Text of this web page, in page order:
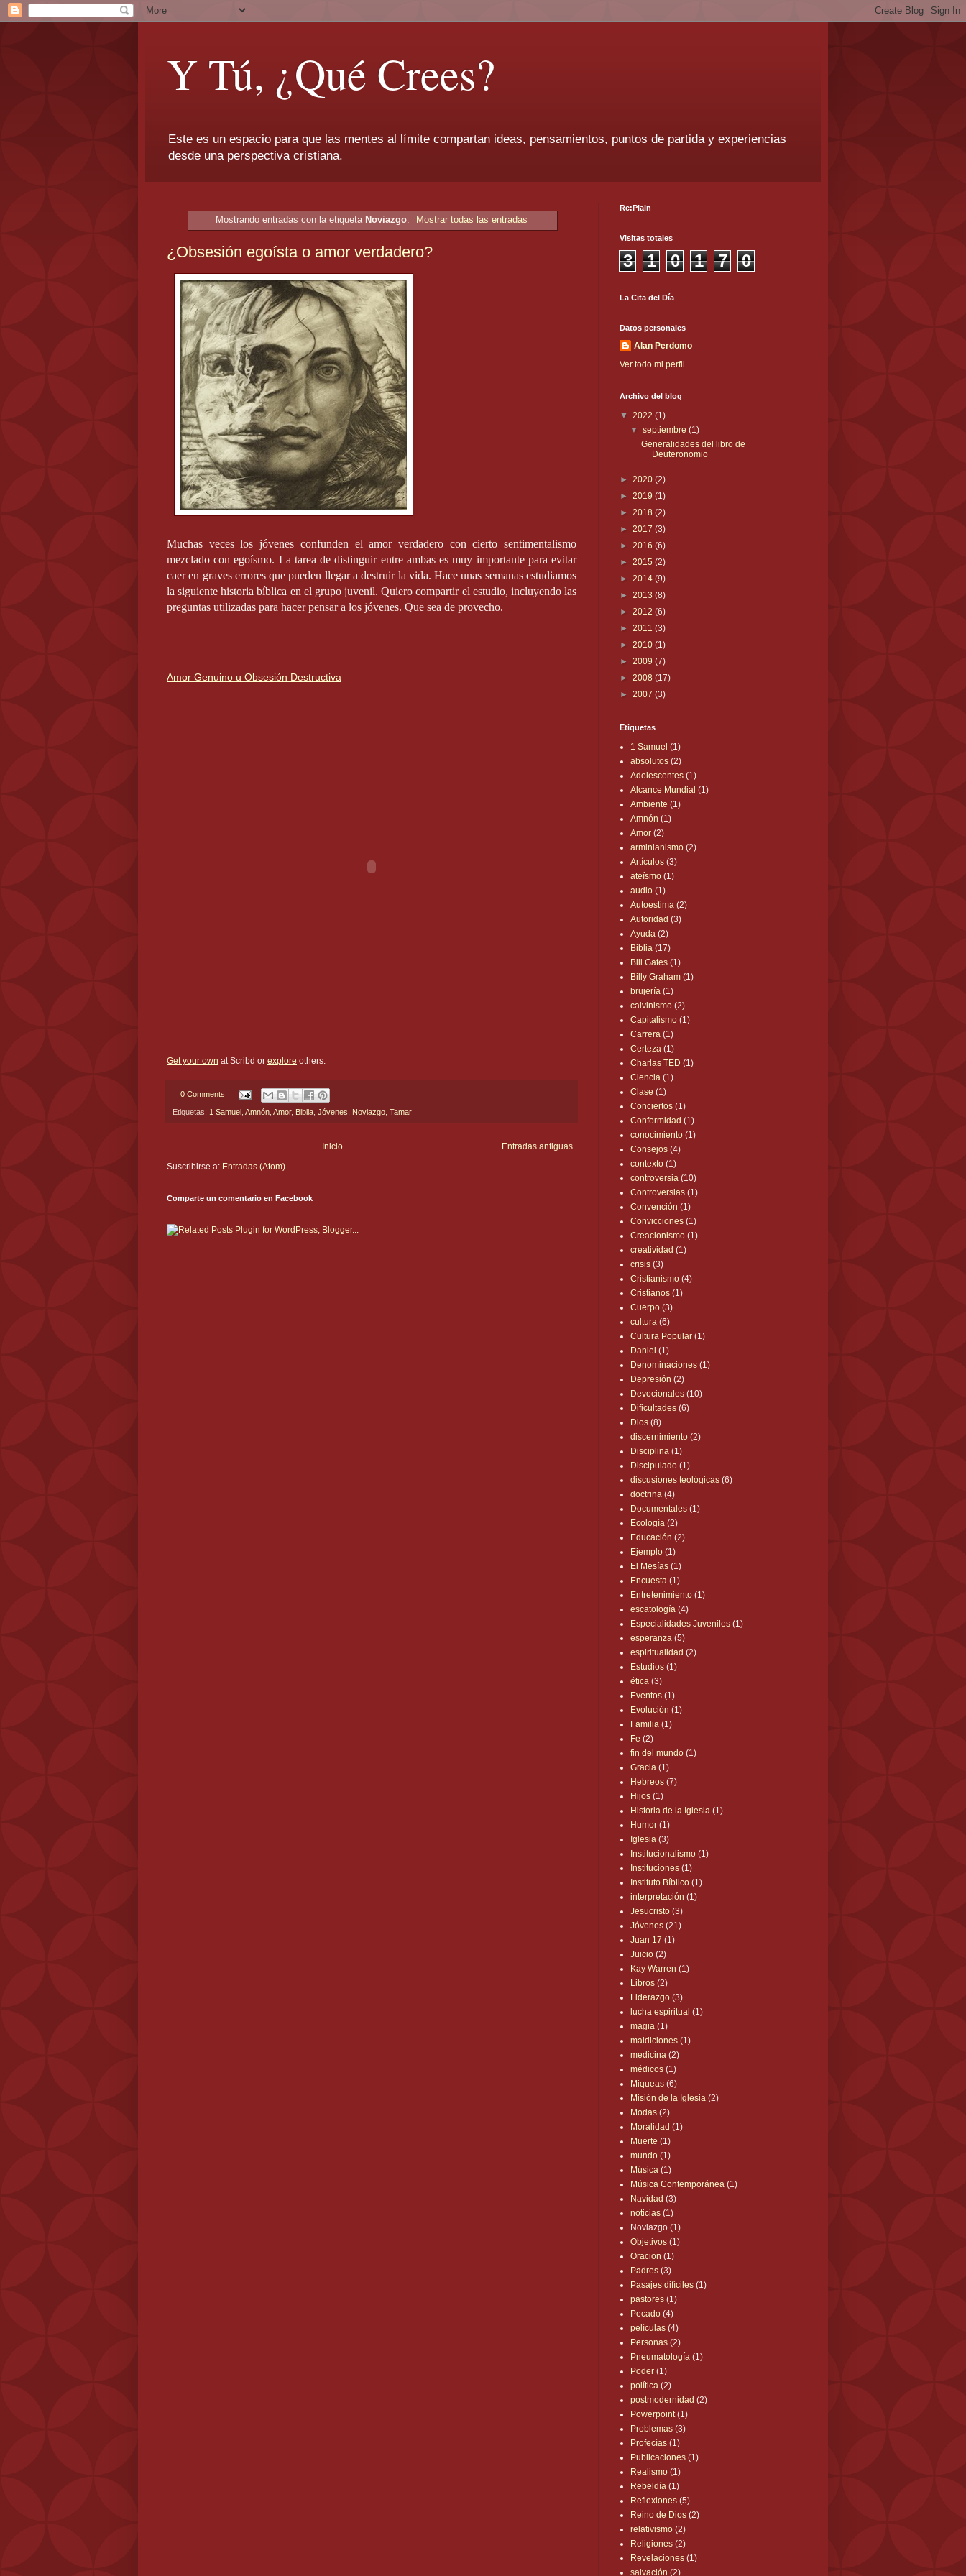
Y Tú, ¿Qué Crees?
Este es un espacio para que las mentes al límite compartan ideas, pensamientos, puntos de partida y experiencias
desde una perspectiva cristiana.
Mostrando entradas con la etiqueta Noviazgo. Mostrar todas las entradas
¿Obsesión egoísta o amor verdadero?
Muchas veces los jóvenes confunden el amor verdadero con cierto sentimentalismo
mezclado con egoísmo. La tarea de distinguir entre ambas es muy importante para evitar
caer en graves errores que pueden llegar a destruir la vida. Hace unas semanas estudiamos
la siguiente historia bíblica en el grupo juvenil. Quiero compartir el estudio, incluyendo las
preguntas utilizadas para hacer pensar a los jóvenes. Que sea de provecho.
Amor Genuino u Obsesión Destructiva
Get your own at Scribd or explore others:
0 Comments
Etiquetas: 1 Samuel Amnón Amor, Biblia Jóvenes Noviazgo Tamar
Entradas antiguas
Inicio
Suscribirse a: Entradas (Atom)
Comparte un comentario en Facebook
Re:Plain
Visitas totales
3 1 0 1 7 0
La Cita del Día
Datos personales
Alan Perdomo
Ver todo mi perfil
Archivo del blog
▼ 2022 (1)
▼septiembre(1)
Generalidades del libro de
Deuteronomio
► 2020 (2)
► 2019 (1)
► 2018 (2)
► 2017 (3)
► 2016 (6)
► 2015 (2)
► 2014 (9)
► 2013 (8)
► 2012 (6)
► 2011 (3)
► 2010 (1)
► 2009 (7)
► 2008 (17)
► 2007 (3)
Etiquetas
1 Samuel (1)
absolutos (2)
Adolescentes (1)
Alcance Mundial (1)
Ambiente (1)
Amnón (1)
Amor (2)
arminianismo (2)
Artículos (3)
ateísmo (1)
audio (1)
Autoestima (2)
Autoridad (3)
Ayuda (2)
Biblia (17)
Bill Gates (1)
Billy Graham (1)
brujería (1)
calvinismo (2)
Capitalismo (1)
Carrera (1)
Certeza (1)
Charlas TED (1)
Ciencia (1)
Clase (1)
Conciertos (1)
Conformidad (1)
conocimiento (1)
Consejos (4)
contexto (1)
controversia (10)
Controversias (1)
Convención (1)
Convicciones (1)
Creacionismo (1)
creatividad (1)
crisis (3)
Cristianismo (4)
Cristianos (1)
Cuerpo (3)
cultura (6)
Cultura Popular (1)
Daniel (1)
Denominaciones (1)
Depresión (2)
Devocionales (10)
Dificultades (6)
Dios (8)
discernimiento (2)
Disciplina (1)
Discipulado (1)
discusiones teológicas (6)
doctrina (4)
Documentales (1)
Ecología (2)
Educación (2)
Ejemplo (1)
El Mesías (1)
Encuesta (1)
Entretenimiento (1)
escatología (4)
Especialidades Juveniles (1)
esperanza (5)
espiritualidad (2)
Estudios (1)
ética (3)
Eventos (1)
Evolución (1)
Familia (1)
Fe (2)
fin del mundo (1)
Gracia (1)
Hebreos (7)
Hijos (1)
Historia de la Iglesia (1)
Humor (1)
Iglesia (3)
Institucionalismo (1)
Instituciones (1)
Instituto Bíblico (1)
interpretación (1)
Jesucristo (3)
Jóvenes (21)
Juan 17 (1)
Juicio (2)
Kay Warren (1)
Libros (2)
Liderazgo (3)
lucha espiritual (1)
magia (1)
maldiciones (1)
medicina (2)
médicos (1)
Miqueas (6)
Misión de la Iglesia (2)
Modas (2)
Moralidad (1)
Muerte (1)
mundo (1)
Música (1)
Música Contemporánea (1)
Navidad (3)
noticias (1)
Noviazgo (1)
Objetivos (1)
Oracion (1)
Padres (3)
Pasajes difíciles (1)
pastores (1)
Pecado (4)
películas (4)
Personas (2)
Pneumatología (1)
Poder (1)
política (2)
postmodernidad (2)
Powerpoint (1)
Problemas (3)
Profecías (1)
Publicaciones (1)
Realismo (1)
Rebeldía (1)
Reflexiones (5)
Reino de Dios (2)
relativismo (2)
Religiones (2)
Revelaciones (1)
salvación (2)